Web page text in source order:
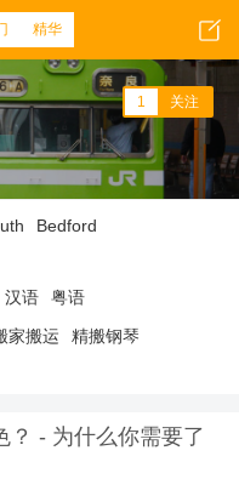
精华
1 关注
Bedford
汉语
粤语
家搬运
精搬钢琴
？ - 为什么你需要了